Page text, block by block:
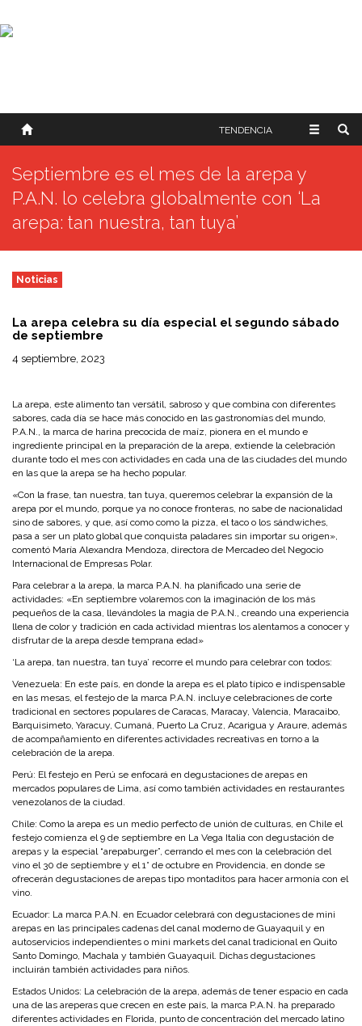
SOBRE NOSOTROS
TENDENCIA
Septiembre es el mes de la arepa y
P.A.N. lo celebra globalmente con ‘La
arepa: tan nuestra, tan tuya’
Noticias
La arepa celebra su día especial el segundo sábado
de septiembre
4 septiembre, 2023
La arepa, este alimento tan versátil, sabroso y que combina con diferentes
sabores, cada día se hace más conocido en las gastronomías del mundo,
P.A.N., la marca de harina precocida de maíz, pionera en el mundo e
ingrediente principal en la preparación de la arepa, extiende la celebración
durante todo el mes con actividades en cada una de las ciudades del mundo
en las que la arepa se ha hecho popular.
«Con la frase, tan nuestra, tan tuya, queremos celebrar la expansión de la
arepa por el mundo, porque ya no conoce fronteras, no sabe de nacionalidad
sino de sabores, y que, así como como la pizza, el taco o los sándwiches,
pasa a ser un plato global que conquista paladares sin importar su origen»,
comentó María Alexandra Mendoza, directora de Mercadeo del Negocio
Internacional de Empresas Polar.
Para celebrar a la arepa, la marca P.A.N. ha planificado una serie de
actividades: «En septiembre volaremos con la imaginación de los más
pequeños de la casa, llevándoles la magia de P.A.N., creando una experiencia
llena de color y tradición en cada actividad mientras los alentamos a conocer y
disfrutar de la arepa desde temprana edad»
‘La arepa, tan nuestra, tan tuya’ recorre el mundo para celebrar con todos:
Venezuela: En este país, en donde la arepa es el plato típico e indispensable
en las mesas, el festejo de la marca P.A.N. incluye celebraciones de corte
tradicional en sectores populares de Caracas, Maracay, Valencia, Maracaibo,
Barquisimeto, Yaracuy, Cumaná, Puerto La Cruz, Acarigua y Araure, además
de acompañamiento en diferentes actividades recreativas en torno a la
celebración de la arepa.
Perú: El festejo en Perú se enfocará en degustaciones de arepas en
mercados populares de Lima, así como también actividades en restaurantes
venezolanos de la ciudad.
Chile: Como la arepa es un medio perfecto de unión de culturas, en Chile el
festejo comienza el 9 de septiembre en La Vega Italia con degustación de
arepas y la especial “arepaburger”, cerrando el mes con la celebración del
vino el 30 de septiembre y el 1° de octubre en Providencia, en donde se
ofrecerán degustaciones de arepas tipo montaditos para hacer armonía con el
vino.
Ecuador: La marca P.A.N. en Ecuador celebrará con degustaciones de mini
arepas en las principales cadenas del canal moderno de Guayaquil y en
autoservicios independientes o mini markets del canal tradicional en Quito
Santo Domingo, Machala y también Guayaquil. Dichas degustaciones
incluirán también actividades para niños.
Estados Unidos: La celebración de la arepa, además de tener espacio en cada
una de las areperas que crecen en este país, la marca P.A.N. ha preparado
diferentes actividades en Florida, punto de concentración del mercado latino